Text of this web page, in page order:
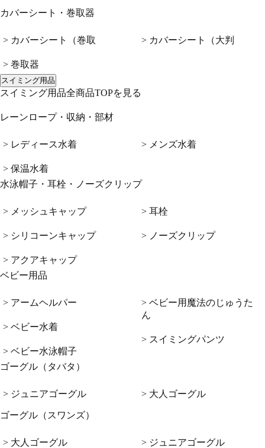
カバーシート・巻取器
> カバーシート（巻取
> 巻取器
> カバーシート（大判
スイミング用品
スイミング用品全商品TOPを見る
レーンロープ・収納・部材
> レディース水着
> 保温水着
> メンズ水着
水泳帽子・耳栓・ノーズクリップ
> メッシュキャップ
> シリコーンキャップ
> アクアキャップ
> 耳栓
> ノーズクリップ
ベビー用品
> アームヘルパー
> ベビー水着
> ベビー水泳帽子
> ベビー用魔法のじゅうた
ん
> スイミングパンツ
ゴーグル（タバタ）
> ジュニアゴーグル > 大人ゴーグル
ゴーグル（スワンズ）
> 大人ゴーグル > ジュニアゴーグル